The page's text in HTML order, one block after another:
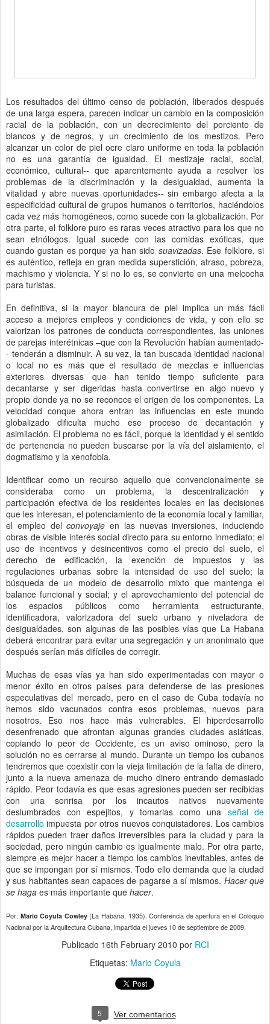
Los resultados del último censo de población, liberados después
de una larga espera, parecen indicar un cambio en la composición
racial de la población, con un decrecimiento del porciento de
blancos y de negros, y un crecimiento de los mestizos. Pero
alcanzar un color de piel ocre claro uniforme en toda la población
no es una garantía de igualdad. El mestizaje racial, social,
económico, cultural-- que aparentemente ayuda a resolver los
problemas de la discriminación y la desigualdad, aumenta la
vitalidad y abre nuevas oportunidades-- sin embargo afecta a la
especificidad cultural de grupos humanos o territorios, haciéndolos
cada vez más homogéneos, como sucede con la globalización. Por
otra parte, el folklore puro es raras veces atractivo para los que no
sean etnólogos. Igual sucede con las comidas exóticas, que
cuando gustan es porque ya han sido suavizadas. Ese folklore, si
es auténtico, refleja en gran medida superstición, atraso, pobreza,
machismo y violencia. Y si no lo es, se convierte en una melcocha
para turistas.
En definitiva, si la mayor blancura de piel implica un más fácil
acceso a mejores empleos y condiciones de vida, y con ello se
valorizan los patrones de conducta correspondientes, las uniones
de parejas interétnicas –que con la Revolución habían aumentado-
- tenderán a disminuir. A su vez, la tan buscada identidad nacional
o local no es más que el resultado de mezclas e influencias
exteriores diversas que han tenido tiempo suficiente para
decantarse y ser digeridas hasta convertirse en algo nuevo y
propio donde ya no se reconoce el origen de los componentes. La
velocidad conque ahora entran las influencias en este mundo
globalizado dificulta mucho ese proceso de decantación y
asimilación. El problema no es fácil, porque la identidad y el sentido
de pertenencia no pueden buscarse por la vía del aislamiento, el
dogmatismo y la xenofobia.
Identificar como un recurso aquello que convencionalmente se
consideraba como un problema, la descentralización y
participación efectiva de los residentes locales en las decisiones
que les interesan, el potenciamiento de la economía local y familiar,
el empleo delconvoyaje en las nuevas inversiones, induciendo
obras de visible interés social directo para su entorno inmediato; el
uso de incentivos y desincentivos como el precio del suelo, el
derecho de edificación, la exención de impuestos y las
regulaciones urbanas sobre la intensidad de uso del suelo; la
búsqueda de un modelo de desarrollo mixto que mantenga el
balance funcional y social; y el aprovechamiento del potencial de
los espacios públicos como herramienta estructurante,
identificadora, valorizadora del suelo urbano y niveladora de
desigualdades, son algunas de las posibles vías que La Habana
deberá encontrar para evitar una segregación y un anonimato que
después serían más difíciles de corregir.
Muchas de esas vías ya han sido experimentadas con mayor o
menor éxito en otros países para defenderse de las presiones
especulativas del mercado, pero en el caso de Cuba todavía no
hemos sido vacunados contra esos problemas, nuevos para
nosotros. Eso nos hace más vulnerables. El hiperdesarrollo
desenfrenado que afrontan algunas grandes ciudades asiáticas,
copiando lo peor de Occidente, es un aviso ominoso, pero la
solución no es cerrarse al mundo. Durante un tiempo los cubanos
tendremos que coexistir con la vieja limitación de la falta de dinero,
junto a la nueva amenaza de mucho dinero entrando demasiado
rápido. Peor todavía es que esas agresiones pueden ser recibidas
con una sonrisa por los incautos nativos nuevamente
deslumbrados con espejitos, y tomarlas como una señal de
desarrollo impuesta por otros nuevos conquistadores. Los cambios
rápidos pueden traer daños irreversibles para la ciudad y para la
sociedad, pero ningún cambio es igualmente malo. Por otra parte,
siempre es mejor hacer a tiempo los cambios inevitables, antes de
que se impongan por sí mismos. Todo ello demanda que la ciudad
y sus habitantes sean capaces de pagarse a sí mismos. Hacer que
se haga es más importante que hacer.
Por: Mario Coyula Cowley(La Habana, 1935). Conferencia de apertura en el Coloquio
Nacional por la Arquitectura Cubana, impartida el jueves 10 de septiembre de 2009.
Publicado 16th February 2010 por RCI
Etiquetas: Mario Coyula
5 Ver comentarios